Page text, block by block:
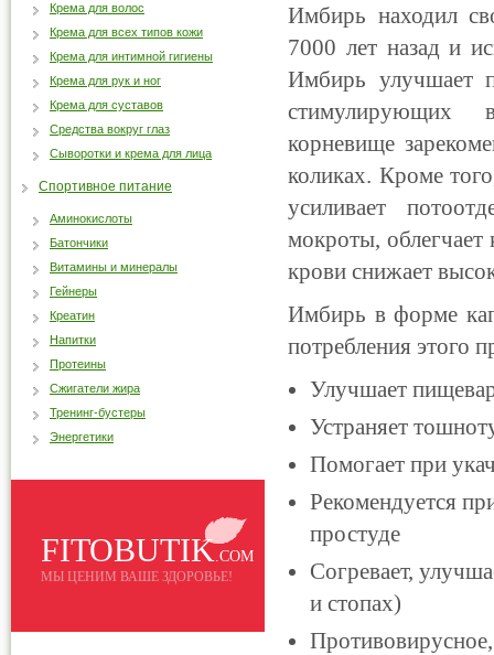
Имбирь находил
7000 лет назад и
Имбирь улучшает
стимулирующих
корневище
коликах. Кроме
усиливает
мокроты,
крови снижает
Имбирь в форме
потребления этого
Улучшает
Устраняет
Помогает при
Рекомендуется
простуде
Согревает,
и стопах)
Крема для волос
Крема для всех типов кожи
Крема для интимной гигиены
Крема для рук и ног
Крема для суставов
Средства вокруг глаз
Сыворотки и крема для лица
Спортивное питание
Аминокислоты
Батончики
Витамины и минералы
Гейнеры
Креатин
Напитки
Протеины
Сжигатели жира
Тренинг-бустеры
Энергетики
FITOBUTIK.COM
МЫ ЦЕНИМ ВАШЕ ЗДОРОВЬЕ!